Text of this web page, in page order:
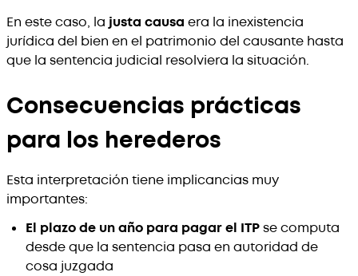
En este caso, la justa causa era la inexistencia
jurídica del bien en el patrimonio del causante hasta
que la sentencia judicial resolviera la situación.
Consecuencias prácticas
para los herederos
Esta interpretación tiene implicancias muy
importantes:
El plazo de un año para pagar el ITPse computa
desde que la sentencia pasa en autoridad de
cosa juzgada